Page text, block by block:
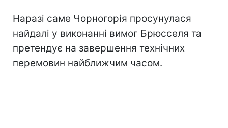
Наразі саме Чорногорія просунулася
найдалі у виконанні вимог Брюсселя та
претендує на завершення технічних
перемовин найближчим часом.